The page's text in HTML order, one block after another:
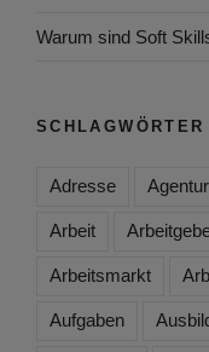
Warum sind Soft
SCHLAGWÖRTER
Adresse
Arbeit
Arbeitsmarkt
Aufgaben